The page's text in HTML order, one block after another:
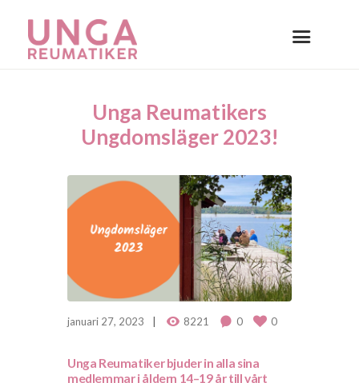
Unga Reumatikers
Ungdomsläger 2023!
januari 27, 2023 8221 0 0
Unga Reumatiker bjuder in alla sina
medlemmar i åldern 14–19 år till vårt